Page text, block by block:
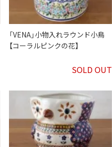
「VENA」小物入れラウンド小鳥
【コーラルピンクの花】
SOLD OUT